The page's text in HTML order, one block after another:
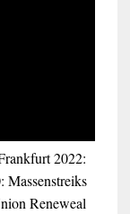
2022:
Massenstreiks
Reneweal